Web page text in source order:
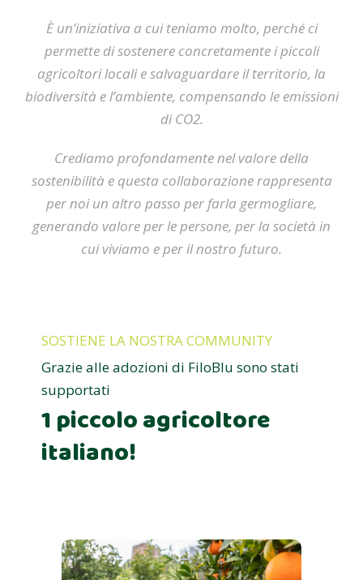
È un’iniziativa a cui teniamo molto, perché ci
permette di sostenere concretamente i piccoli
agricoltori locali e salvaguardare il territorio, la
biodiversità e l’ambiente, compensando le emissioni
di CO2.
Crediamo profondamente nel valore della
sostenibilità e questa collaborazione rappresenta
per noi un altro passo per farla germogliare,
generando valore per le persone, per la società in
cui viviamo e per il nostro futuro.
SOSTIENE LA NOSTRA COMMUNITY
Grazie alle adozioni di FiloBlu sono stati
supportati
1 piccolo agricoltore
italiano!